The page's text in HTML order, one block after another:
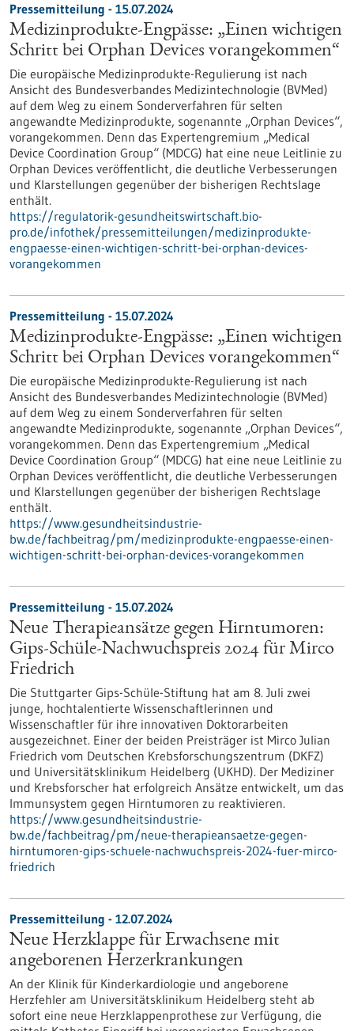
Pressemitteilung - 15.07.2024
Medizinprodukte-Engpässe: „Einen wichtigen
Schritt bei Orphan Devices vorangekommen“
Die europäische Medizinprodukte-Regulierung ist nach
Ansicht des Bundesverbandes Medizintechnologie (BVMed)
auf dem Weg zu einem Sonderverfahren für selten
angewandte Medizinprodukte, sogenannte „Orphan Devices“,
vorangekommen. Denn das Expertengremium „Medical
Device Coordination Group“ (MDCG) hat eine neue Leitlinie zu
Orphan Devices veröffentlicht, die deutliche Verbesserungen
und Klarstellungen gegenüber der bisherigen Rechtslage
enthält.
https://regulatorik-gesundheitswirtschaft.bio-
pro.de/infothek/pressemitteilungen/medizinprodukte-
engpaesse-einen-wichtigen-schritt-bei-orphan-devices-
vorangekommen
Pressemitteilung - 15.07.2024
Medizinprodukte-Engpässe: „Einen wichtigen
Schritt bei Orphan Devices vorangekommen“
Die europäische Medizinprodukte-Regulierung ist nach
Ansicht des Bundesverbandes Medizintechnologie (BVMed)
auf dem Weg zu einem Sonderverfahren für selten
angewandte Medizinprodukte, sogenannte „Orphan Devices“,
vorangekommen. Denn das Expertengremium „Medical
Device Coordination Group“ (MDCG) hat eine neue Leitlinie zu
Orphan Devices veröffentlicht, die deutliche Verbesserungen
und Klarstellungen gegenüber der bisherigen Rechtslage
enthält.
https://www.gesundheitsindustrie-
bw.de/fachbeitrag/pm/medizinprodukte-engpaesse-einen-
wichtigen-schritt-bei-orphan-devices-vorangekommen
Pressemitteilung - 15.07.2024
Neue Therapieansätze gegen Hirntumoren:
Gips-Schüle-Nachwuchspreis 2024 für Mirco
Friedrich
Die Stuttgarter Gips-Schüle-Stiftung hat am 8. Juli zwei
junge, hochtalentierte Wissenschaftlerinnen und
Wissenschaftler für ihre innovativen Doktorarbeiten
ausgezeichnet. Einer der beiden Preisträger ist Mirco Julian
Friedrich vom Deutschen Krebsforschungszentrum (DKFZ)
und Universitätsklinikum Heidelberg (UKHD). Der Mediziner
und Krebsforscher hat erfolgreich Ansätze entwickelt, um das
Immunsystem gegen Hirntumoren zu reaktivieren.
https://www.gesundheitsindustrie-
bw.de/fachbeitrag/pm/neue-therapieansaetze-gegen-
hirntumoren-gips-schuele-nachwuchspreis-2024-fuer-mirco-
friedrich
Pressemitteilung - 12.07.2024
Neue Herzklappe für Erwachsene mit
angeborenen Herzerkrankungen
An der Klinik für Kinderkardiologie und angeborene
Herzfehler am Universitätsklinikum Heidelberg steht ab
sofort eine neue Herzklappenprothese zur Verfügung, die